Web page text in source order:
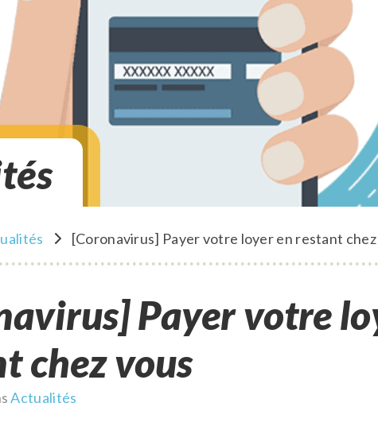
[Coronavirus] Payer votre loyer en restant
chez vous
Actualités